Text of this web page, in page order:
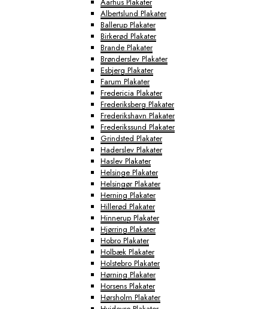
Albertslund Plakater
Ballerup Plakater
Birkerød Plakater
Brande Plakater
Brønderslev Plakater
Esbjerg Plakater
Farum Plakater
Fredericia Plakater
Frederiksberg Plakater
Frederikshavn Plakater
Frederikssund Plakater
Grindsted Plakater
Haderslev Plakater
Haslev Plakater
Helsinge Plakater
Helsingør Plakater
Herning Plakater
Hillerød Plakater
Hinnerup Plakater
Hjørring Plakater
Hobro Plakater
Holbæk Plakater
Holstebro Plakater
Hørning Plakater
Horsens Plakater
Hørsholm Plakater